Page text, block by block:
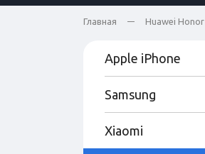
Главная Huawei Honor
Apple iPhone
Samsung
Xiaomi